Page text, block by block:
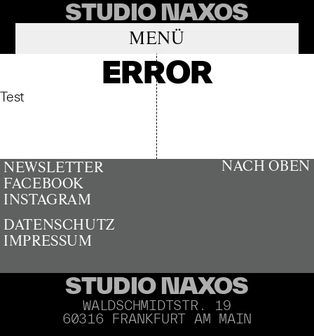
STUDIO NAXOS
MENÜ
ERROR
Test
STUDIO NAXOS
WALDSCHMIDTSTR. 19
60316 FRANKFURT AM MAIN
NEWSLETTER
FACEBOOK
INSTAGRAM
DATENSCHUTZ
IMPRESSUM
NACH OBEN